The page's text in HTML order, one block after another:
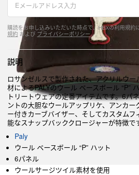
購読をお申し込みいただいた時点で、HBXの利用規約
規約 および プライバシーポリシー
説明
ロサンゼルスで製作された、アクリルウ
材によるPALYのウール ベースボール “P”
トリートウェアの定番アイテムです。6パ
ントの大胆なウールアップリケ、アンカー
ー付きカーブバイザー、そしてカスタム
能なスナップバッククロージャーが特徴で
Paly
ウール ベースボール “P” ハット
6パネル
ウールサージツイル素材を使用